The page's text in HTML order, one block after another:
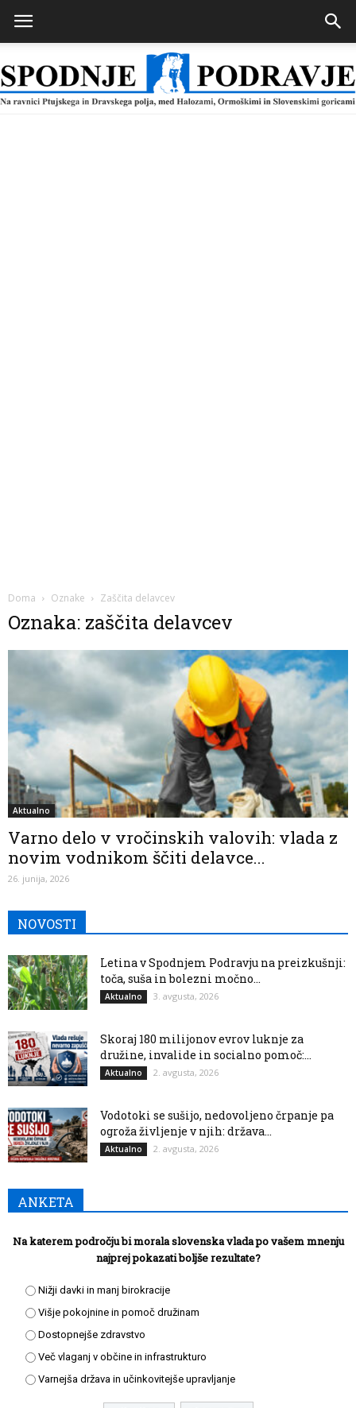
Doma Oznake Zaščita delavcev
Oznaka: zaščita delavcev
Aktualno
Varno delo v vročinskih valovih: vlada z
novim vodnikom ščiti delavce...
26. junija, 2026
NOVOSTI
Letina v Spodnjem Podravju na preizkušnji:
toča, suša in bolezni močno...
Aktualno 3. avgusta, 2026
Skoraj 180 milijonov evrov luknje za
družine, invalide in socialno pomoč:...
Aktualno 2. avgusta, 2026
Vodotoki se sušijo, nedovoljeno črpanje pa
ogroža življenje v njih: država...
Aktualno 2. avgusta, 2026
ANKETA
Na katerem področju bi morala slovenska vlada po vašem mnenju
najprej pokazati boljše rezultate?
Nižji davki in manj birokracije
Višje pokojnine in pomoč družinam
Dostopnejše zdravstvo
Več vlaganj v občine in infrastrukturo
Varnejša država in učinkovitejše upravljanje